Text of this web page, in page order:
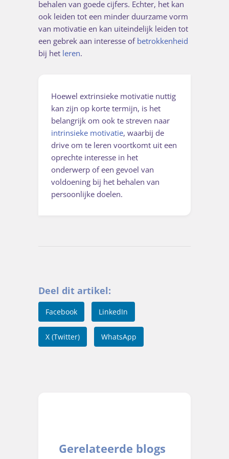
behalen van goede cijfers. Echter, het kan
ook leiden tot een minder duurzame vorm
van motivatie en kan uiteindelijk leiden tot
een gebrek aan interesse of betrokkenheid
bij het leren.
Hoewel extrinsieke motivatie nuttig
kan zijn op korte termijn, is het
belangrijk om ook te streven naar
intrinsieke motivatie, waarbij de
drive om te leren voortkomt uit een
oprechte interesse in het
onderwerp of een gevoel van
voldoening bij het behalen van
persoonlijke doelen.
Deel dit artikel:
Facebook LinkedIn
X (Twitter) WhatsApp
Gerelateerde blogs